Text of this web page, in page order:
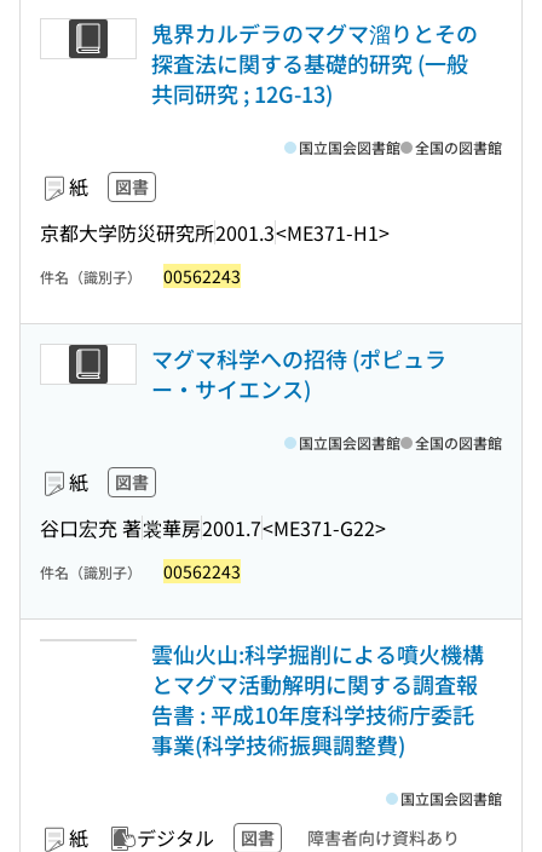
鬼界カルデラのマグマ溜りとその
探査法に関する基礎的研究 (一般
共同研究 ; 12G-13)
紙 図書
京都大学防災研究所2001.3<ME371-H1>
国立国会図書館 全国の図書館
件名（識別子） 00562243
マグマ科学への招待 (ポピュラ
ー・サイエンス)
紙 図書
谷口宏充 著裳華房2001.7<ME371-G22>
国立国会図書館 全国の図書館
件名（識別子） 00562243
雲仙火山:科学掘削による噴火機構
とマグマ活動解明に関する調査報
告書 : 平成10年度科学技術庁委託
事業(科学技術振興調整費)
紙 デジタル 図書 障害者向け資料あり
国立国会図書館